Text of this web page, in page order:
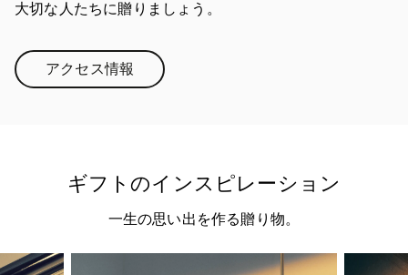
大切な人たちに贈りましょう。
アクセス情報Link Opens in New Tab
ギフトのインスピレーション
一生の思い出を作る贈り物。